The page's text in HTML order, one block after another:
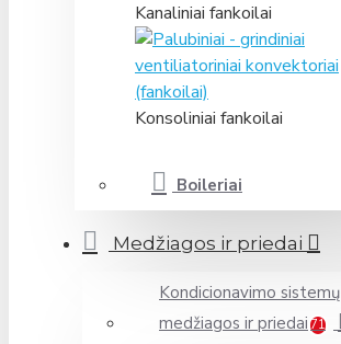
Kanaliniai fankoilai
Konsoliniai fankoilai
Boileriai
Medžiagos ir priedai
Kondicionavimo sistemų
medžiagos ir priedai 71